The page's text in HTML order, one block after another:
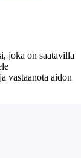
joka on saatavilla
vastaanota aidon